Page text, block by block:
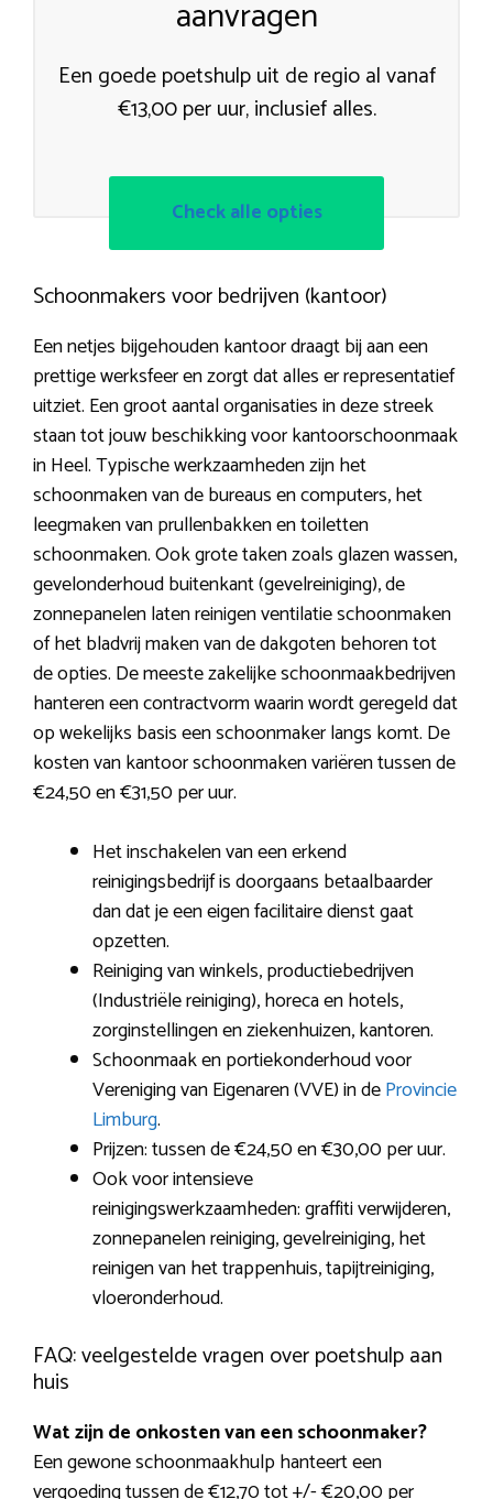
aanvragen
Een goede poetshulp uit de regio al vanaf
€13,00 per uur, inclusief alles.
Check alle opties
Schoonmakers voor bedrijven (kantoor)
Een netjes bijgehouden kantoor draagt bij aan een
prettige werksfeer en zorgt dat alles er representatief
uitziet. Een groot aantal organisaties in deze streek
staan tot jouw beschikking voor kantoorschoonmaak
in Heel. Typische werkzaamheden zijn het
schoonmaken van de bureaus en computers, het
leegmaken van prullenbakken en toiletten
schoonmaken. Ook grote taken zoals glazen wassen,
gevelonderhoud buitenkant (gevelreiniging), de
zonnepanelen laten reinigen ventilatie schoonmaken
of het bladvrij maken van de dakgoten behoren tot
de opties. De meeste zakelijke schoonmaakbedrijven
hanteren een contractvorm waarin wordt geregeld dat
op wekelijks basis een schoonmaker langs komt. De
kosten van kantoor schoonmaken variëren tussen de
€24,50 en €31,50 per uur.
Het inschakelen van een erkend
reinigingsbedrijf is doorgaans betaalbaarder
dan dat je een eigen facilitaire dienst gaat
opzetten.
Reiniging van winkels, productiebedrijven
(Industriële reiniging), horeca en hotels,
zorginstellingen en ziekenhuizen, kantoren.
Schoonmaak en portiekonderhoud voor
Vereniging van Eigenaren (VVE) in deProvincie
Limburg.
Prijzen: tussen de €24,50 en €30,00 per uur.
Ook voor intensieve
reinigingswerkzaamheden: graffiti verwijderen,
zonnepanelen reiniging, gevelreiniging, het
reinigen van het trappenhuis, tapijtreiniging,
vloeronderhoud.
FAQ: veelgestelde vragen over poetshulp aan
huis
Wat zijn de onkosten van een schoonmaker?
Een gewone schoonmaakhulp hanteert een
vergoeding tussen de €12,70 tot +/- €20,00 per